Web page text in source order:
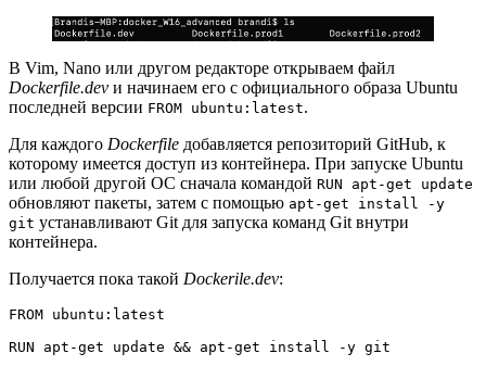
В Vim, Nano или другом редакторе открываем файл
Dockerfile.dev и начинаем его с официального образа Ubuntu
последней версии FROM ubuntu:latest.
Для каждого Dockerfile добавляется репозиторий GitHub, к
которому имеется доступ из контейнера. При запуске Ubuntu
или любой другой ОС сначала командой RUN apt-get update
обновляют пакеты, затем с помощью apt-get install -y
git устанавливают Git для запуска команд Git внутри
контейнера.
Получается пока такой Dockerile.dev:
FROM ubuntu:latest
RUN apt-get update && apt-get install -y git